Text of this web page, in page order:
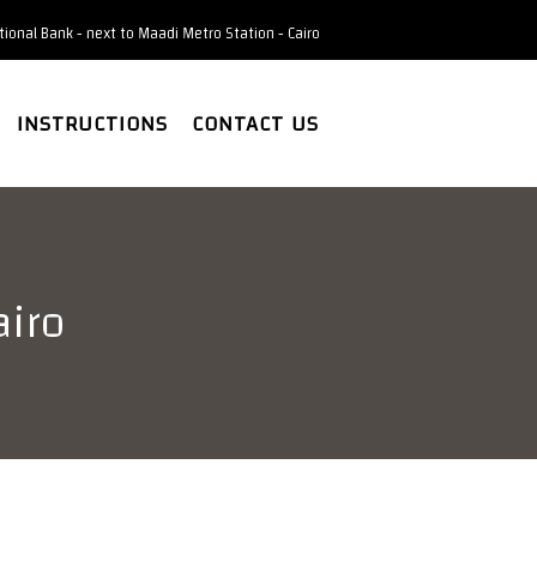
Bank - next to Maadi Metro Station - Cairo
INSTRUCTIONS CONTACT US